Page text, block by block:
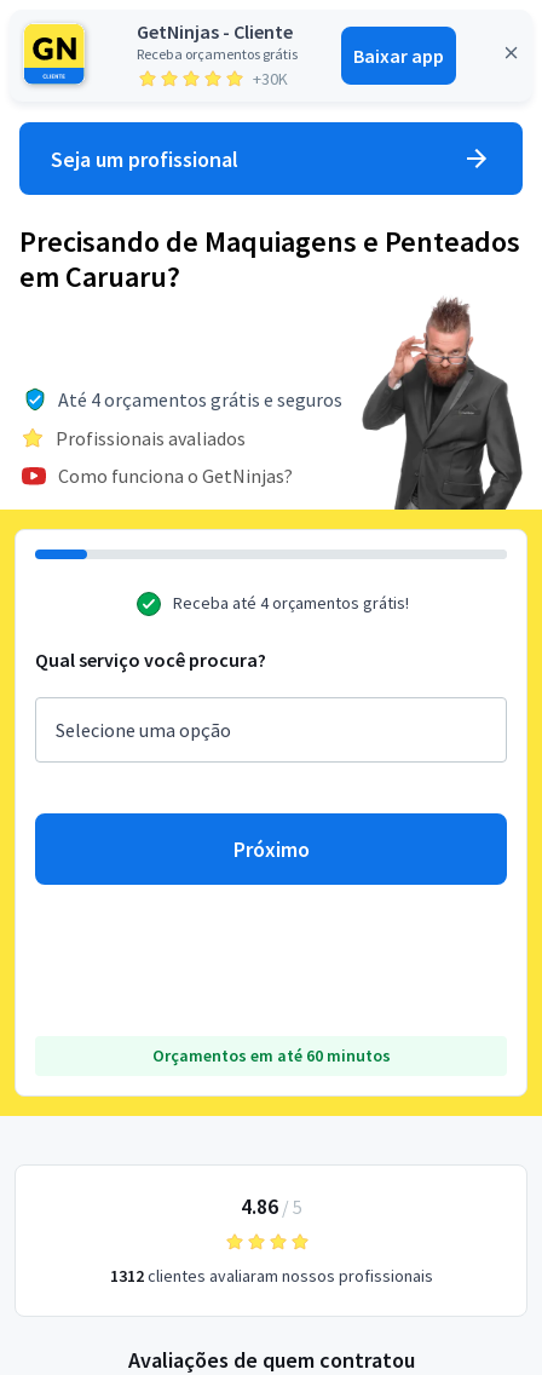
GetNinjas - Cliente
Receba orçamentos grátis
+30K
Baixar app
Entrar
Seja um profissional
Precisando de Maquiagens e Penteados
em Caruaru?
Até 4 orçamentos grátis e seguros
Profissionais avaliados
Como funciona o GetNinjas?
Receba até 4 orçamentos grátis!
Qual serviço você procura?
Próximo
Orçamentos em até 60 minutos
4.86/ 5
1312clientes avaliaram nossos profissionais
Avaliações de quem contratou